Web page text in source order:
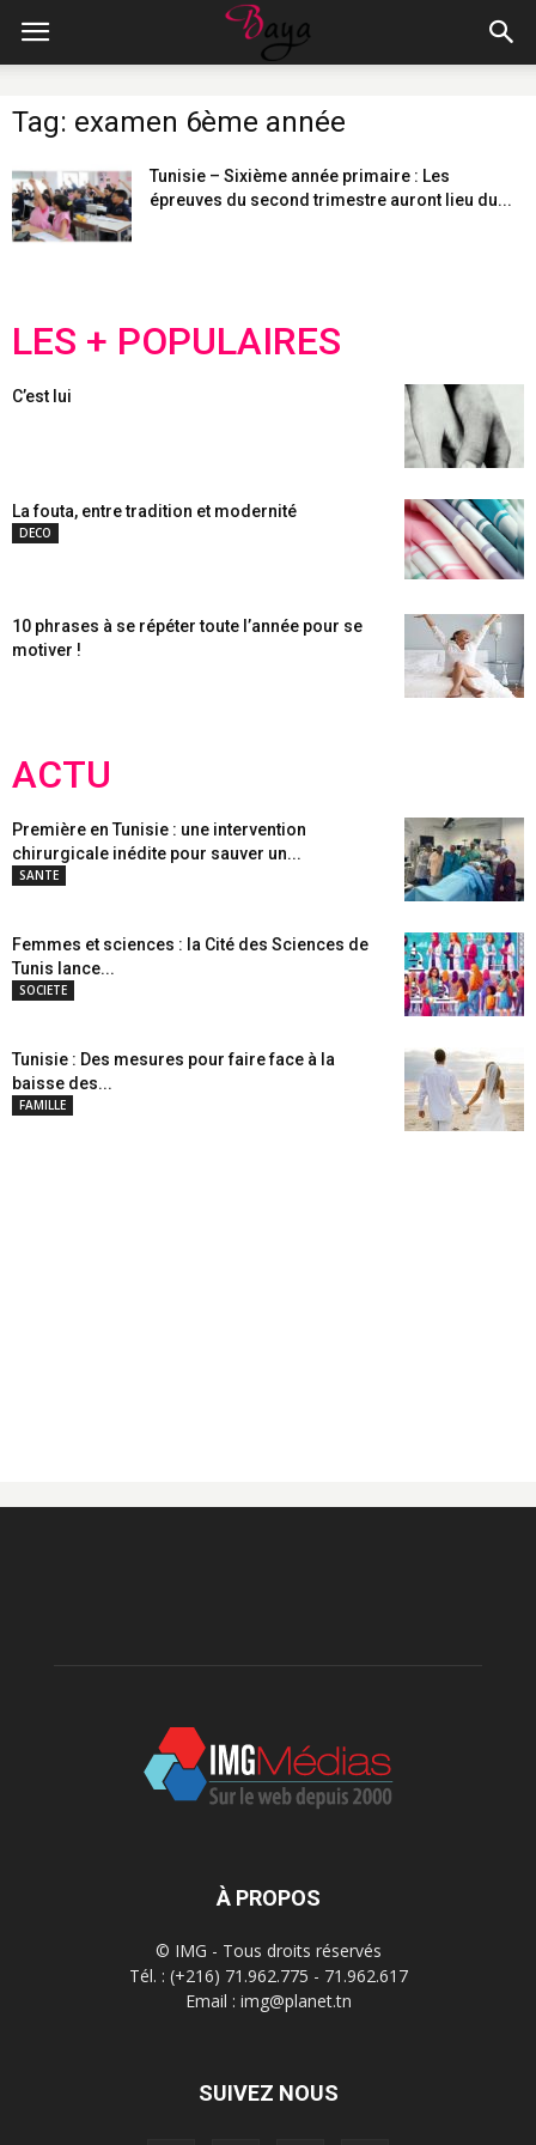
Tag: examen 6ème année
Tunisie – Sixième année primaire : Les
épreuves du second trimestre auront lieu du...
LES + POPULAIRES
C’est lui
La fouta, entre tradition et modernité
DECO
10 phrases à se répéter toute l’année pour se
motiver !
ACTU
Première en Tunisie : une intervention
chirurgicale inédite pour sauver un...
SANTE
Femmes et sciences : la Cité des Sciences de
Tunis lance...
SOCIETE
Tunisie : Des mesures pour faire face à la
baisse des...
FAMILLE
À PROPOS
© IMG - Tous droits réservés
Tél. : (+216) 71.962.775 - 71.962.617
Email : img@planet.tn
SUIVEZ NOUS